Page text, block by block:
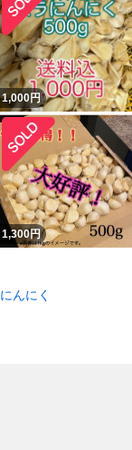
1,000円
1,300円
にんにく